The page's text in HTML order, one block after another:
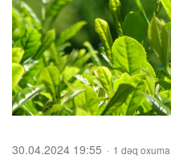
30.04.2024 19:55 1 dəq oxuma